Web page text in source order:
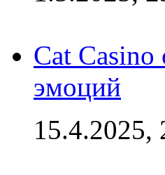
Cat Casino
эмоций
15.4.2025,